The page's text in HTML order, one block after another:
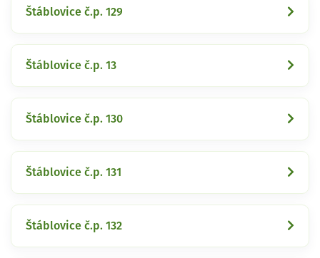
Štáblovice č.p. 129
Štáblovice č.p. 13
Štáblovice č.p. 130
Štáblovice č.p. 131
Štáblovice č.p. 132